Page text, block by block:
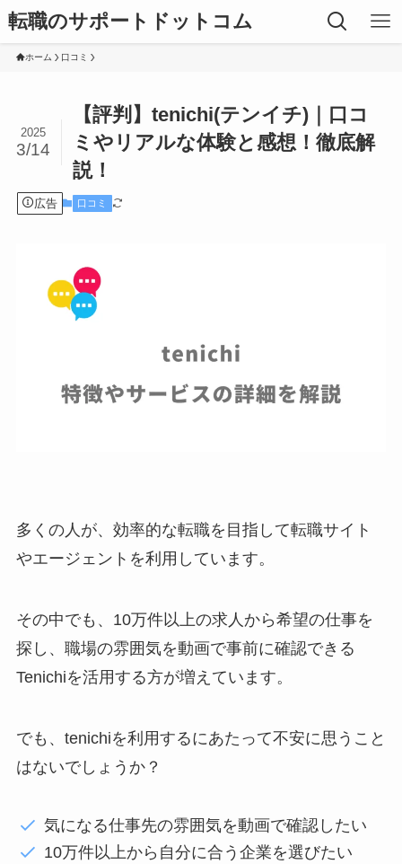
転職のサポートドットコム
ホーム 口コミ
【評判】tenichi(テンイチ)｜口コ
ミやリアルな体験と感想！徹底解
説！
2025
3/14
広告 口コミ
多くの人が、効率的な転職を目指して転職サイト
やエージェントを利用しています。
その中でも、10万件以上の求人から希望の仕事を
探し、職場の雰囲気を動画で事前に確認できる
Tenichiを活用する方が増えています。
でも、tenichiを利用するにあたって不安に思うこと
はないでしょうか？
気になる仕事先の雰囲気を動画で確認したい
10万件以上から自分に合う企業を選びたい